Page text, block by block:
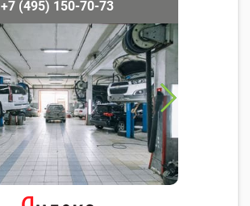
+7 (495) 150-70-73